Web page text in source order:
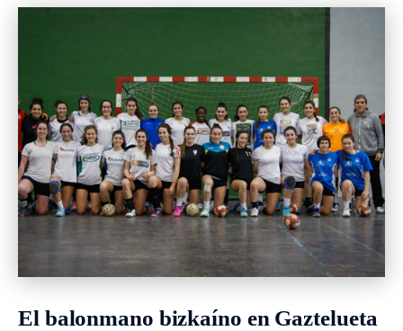
El balonmano bizkaíno en Gaztelueta